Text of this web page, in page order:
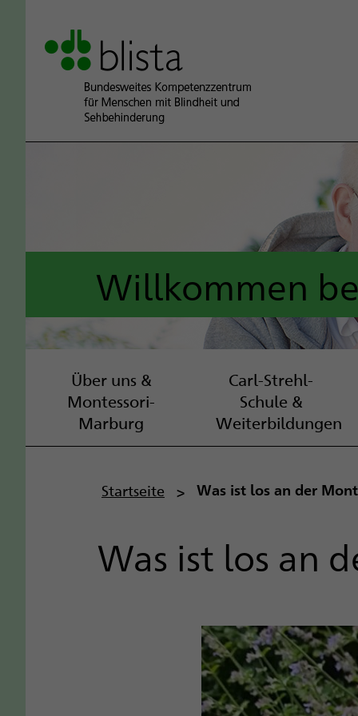
Willkommen
Über uns &
Montessori-
Marburg
Carl-Strehl-
Schule &
Weiterbildungen
P
a
Startseite Was ist los an der
Was ist los an